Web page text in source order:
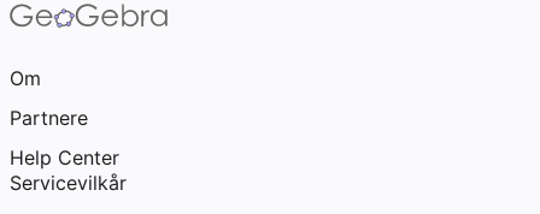
Om
Partnere
Help Center
Servicevilkår